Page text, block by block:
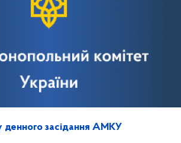
денного засідання АМКУ